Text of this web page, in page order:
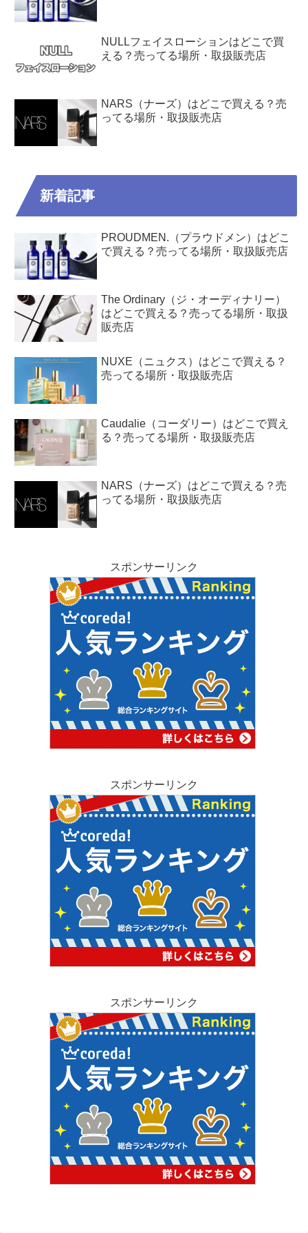
NULLフェイスローションはどこで買
える？売ってる場所・取扱販売店
NARS（ナーズ）はどこで買える？売
ってる場所・取扱販売店
新着記事
PROUDMEN.（プラウドメン）はどこ
で買える？売ってる場所・取扱販売店
The Ordinary（ジ・オーディナリー）
はどこで買える？売ってる場所・取扱
販売店
NUXE（ニュクス）はどこで買える？
売ってる場所・取扱販売店
Caudalie（コーダリー）はどこで買え
る？売ってる場所・取扱販売店
NARS（ナーズ）はどこで買える？売
ってる場所・取扱販売店
スポンサーリンク
スポンサーリンク
スポンサーリンク